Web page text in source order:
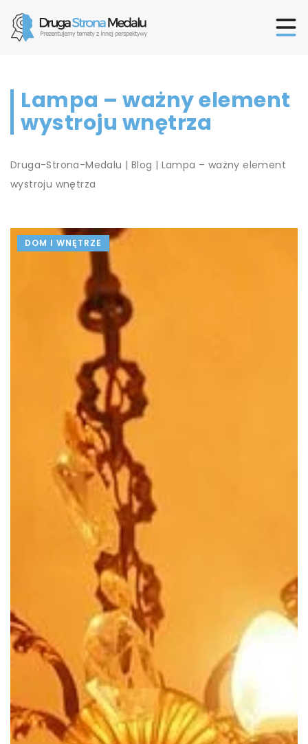
Lampa – ważny element
wystroju wnętrza
Druga-Strona-Medalu | Blog | Lampa – ważny element
wystroju wnętrza
DOM I WNĘTRZE